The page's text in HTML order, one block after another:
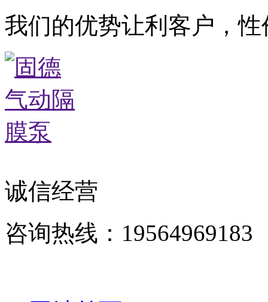
我们的优势让利客户，
诚信经营
咨询热线：19564969183